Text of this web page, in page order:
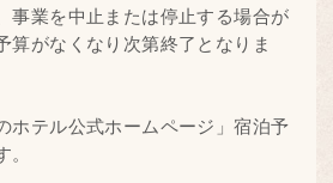
事業を中止または停止する場合が
算がなくなり次第終了となりま
ホテル公式ホームページ」宿泊予
。